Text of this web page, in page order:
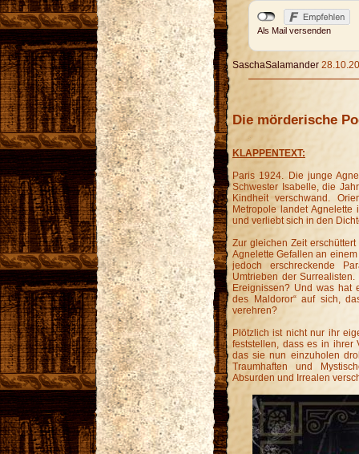
Als Mail versenden
SaschaSalamander
Die mörderische
KLAPPENTEXT:
Paris 1924. Die junge
Schwester Isabelle, die
Kindheit verschwand.
Metropole landet Agnelette
und verliebt sich in den
Zur gleichen Zeit
Agnelette Gefallen an
jedoch erschreckende
Umtrieben der
Ereignissen? Und was hat
des Maldoror“ auf sich,
verehren?
Plötzlich ist nicht nur ihr
feststellen, dass es in ihrer
das sie nun einzuholen
Traumhaften und
Absurden und Irrealen